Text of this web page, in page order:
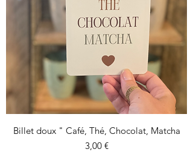
Billet doux " Café, Thé, Chocolat, Matcha
Prix
3,00 €